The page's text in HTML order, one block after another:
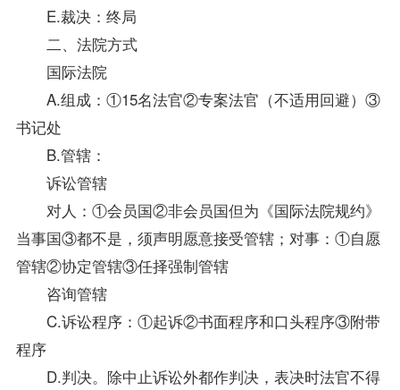
E.裁决：终局
二、法院方式
国际法院
A.组成：①15名法官②专案法官（不适用回避）③
书记处
B.管辖：
诉讼管辖
对人：①会员国②非会员国但为《国际法院规约》
当事国③都不是，须声明愿意接受管辖；对事：①自愿
管辖②协定管辖③任择强制管辖
咨询管辖
C.诉讼程序：①起诉②书面程序和口头程序③附带
程序
D.判决。除中止诉讼外都作判决，表决时法官不得